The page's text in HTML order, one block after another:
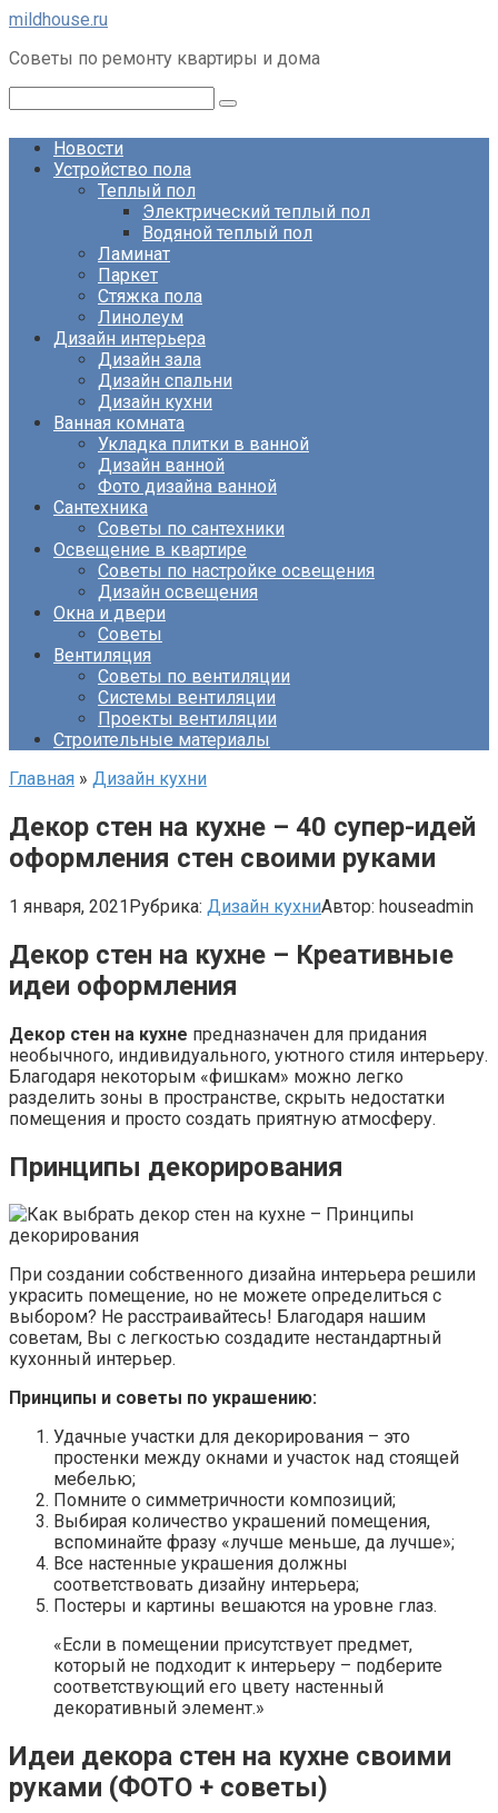
Перейти
контенту
mildhouse.ru
Советы по ремонту квартиры и дома
Новости
Устройство пола
Теплый пол
Электрический теплый пол
Водяной теплый пол
Ламинат
Паркет
Стяжка пола
Линолеум
Дизайн интерьера
Дизайн зала
Дизайн спальни
Дизайн кухни
Ванная комната
Укладка плитки в ванной
Дизайн ванной
Фото дизайна ванной
Сантехника
Советы по сантехники
Освещение в квартире
Советы по настройке освещения
Дизайн освещения
Окна и двери
Советы
Вентиляция
Советы по вентиляции
Системы вентиляции
Проекты вентиляции
Строительные материалы
Главная » Дизайн кухни
Декор стен на кухне – 40 супер-идей
оформления стен своими руками
1 января, 2021Рубрика: Дизайн кухниАвтор: houseadmin
Декор стен на кухне – Креативные
идеи оформления
Декор стен на кухне предназначен для придания
необычного, индивидуального, уютного стиля интерьеру.
Благодаря некоторым «фишкам» можно легко
разделить зоны в пространстве, скрыть недостатки
помещения и просто создать приятную атмосферу.
Принципы декорирования
При создании собственного дизайна интерьера решили
украсить помещение, но не можете определиться с
выбором? Не расстраивайтесь! Благодаря нашим
советам, Вы с легкостью создадите нестандартный
кухонный интерьер.
Принципы и советы по украшению:
Удачные участки для декорирования – это
простенки между окнами и участок над стоящей
мебелью;
Помните о симметричности композиций;
Выбирая количество украшений помещения,
вспоминайте фразу «лучше меньше, да лучше»;
Все настенные украшения должны
соответствовать дизайну интерьера;
Постеры и картины вешаются на уровне глаз.
«Если в помещении присутствует предмет,
который не подходит к интерьеру – подберите
соответствующий его цвету настенный
декоративный элемент.»
Идеи декора стен на кухне своими
руками (ФОТО + советы)